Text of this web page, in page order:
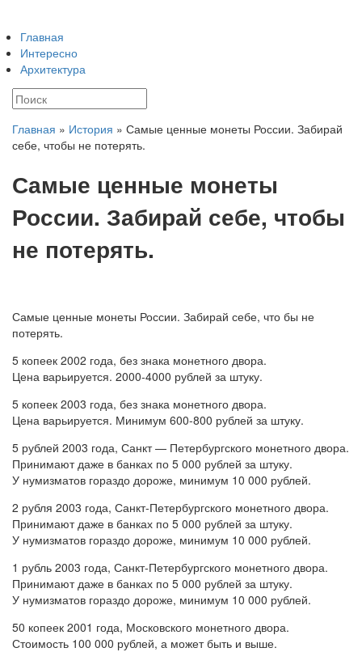
Главная
Интересно
Архитектура
Главная » История » Самые ценные монеты России. Забирай
себе, чтобы не потерять.
Самые ценные монеты
России. Забирай себе, чтобы
не потерять.
Самые ценные монеты России. Забирай себе, что бы не
потерять.
5 копеек 2002 года, без знака монетного двора.
Цена варьируется. 2000-4000 рублей за штуку.
5 копеек 2003 года, без знака монетного двора.
Цена варьируется. Минимум 600-800 рублей за штуку.
5 рублей 2003 года, Санкт — Петербургского монетного двора.
Принимают даже в банках по 5 000 рублей за штуку.
У нумизматов гораздо дороже, минимум 10 000 рублей.
2 рубля 2003 года, Санкт-Петербургского монетного двора.
Принимают даже в банках по 5 000 рублей за штуку.
У нумизматов гораздо дороже, минимум 10 000 рублей.
1 рубль 2003 года, Санкт-Петербургского монетного двора.
Принимают даже в банках по 5 000 рублей за штуку.
У нумизматов гораздо дороже, минимум 10 000 рублей.
50 копеек 2001 года, Московского монетного двора.
Стоимость 100 000 рублей, а может быть и выше.